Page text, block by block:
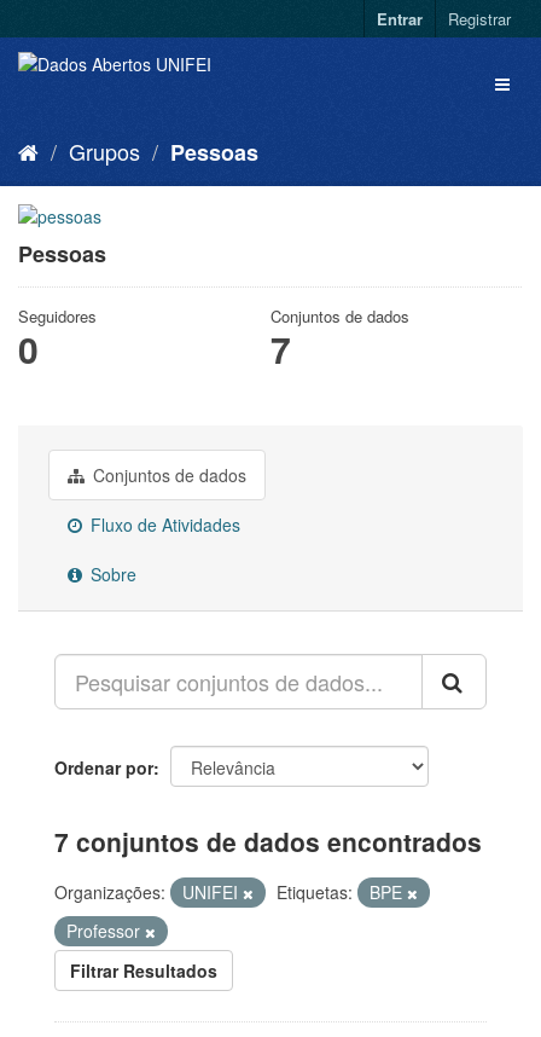
Entrar Registrar
Grupos Pessoas
Pessoas
Seguidores
0
Conjuntos de dados
7
Conjuntos de dados
Fluxo de Atividades
Sobre
Ordenar por
7 conjuntos de dados encontrados
Organizações: UNIFEI Etiquetas:
BPE
Professor
Filtrar Resultados